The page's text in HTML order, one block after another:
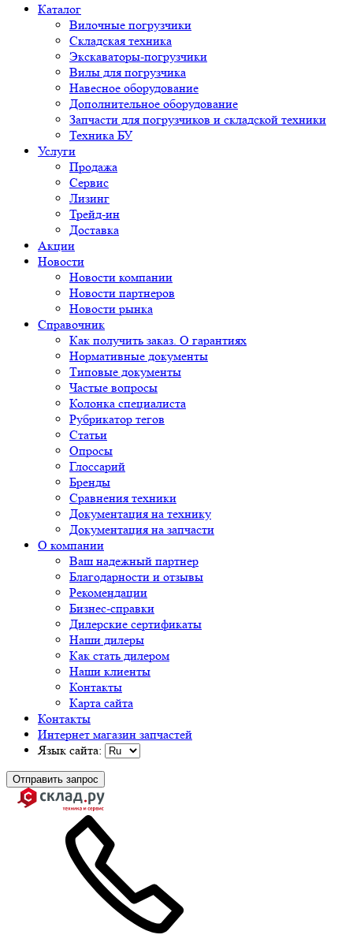
Каталог
Вилочные погрузчики
Складская техника
Экскаваторы-погрузчики
Вилы для погрузчика
Навесное оборудование
Дополнительное оборудование
Запчасти для погрузчиков и складской техники
Техника БУ
Услуги
Продажа
Сервис
Лизинг
Трейд-ин
Доставка
Акции
Новости
Новости компании
Новости партнеров
Новости рынка
Справочник
Как получить заказ. О гарантиях
Нормативные документы
Типовые документы
Частые вопросы
Колонка специалиста
Рубрикатор тегов
Статьи
Опросы
Глоссарий
Бренды
Сравнения техники
Документация на технику
Документация на запчасти
О компании
Ваш надежный партнер
Благодарности и отзывы
Рекомендации
Бизнес-справки
Дилерские сертификаты
Наши дилеры
Как стать дилером
Наши клиенты
Контакты
Карта сайта
Контакты
Интернет магазин запчастей
Язык сайта:
Отправить запрос